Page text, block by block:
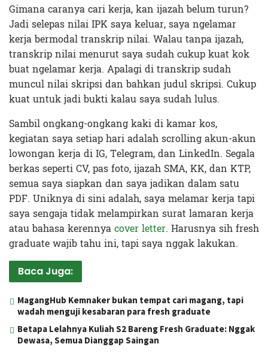
Gimana caranya cari kerja, kan ijazah belum turun?
Jadi selepas nilai IPK saya keluar, saya ngelamar
kerja bermodal transkrip nilai. Walau tanpa ijazah,
transkrip nilai menurut saya sudah cukup kuat kok
buat ngelamar kerja. Apalagi di transkrip sudah
muncul nilai skripsi dan bahkan judul skripsi. Cukup
kuat untuk jadi bukti kalau saya sudah lulus.
Sambil ongkang-ongkang kaki di kamar kos,
kegiatan saya setiap hari adalah scrolling akun-akun
lowongan kerja di IG, Telegram, dan LinkedIn. Segala
berkas seperti CV, pas foto, ijazah SMA, KK, dan KTP,
semua saya siapkan dan saya jadikan dalam satu
PDF. Uniknya di sini adalah, saya melamar kerja tapi
saya sengaja tidak melampirkan surat lamaran kerja
atau bahasa kerennyacover letter. Harusnya sih fresh
graduate wajib tahu ini, tapi saya nggak lakukan.
Baca Juga:
MagangHub Kemnaker bukan tempat cari magang, tapi
wadah menguji kesabaran para fresh graduate
Betapa Lelahnya Kuliah S2 Bareng Fresh Graduate: Nggak
Dewasa, Semua Dianggap Saingan